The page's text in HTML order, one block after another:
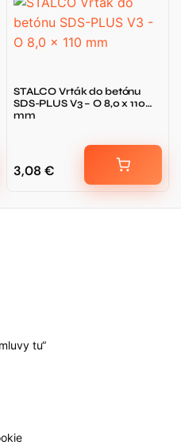
STALCO Vrták do betónu
SDS-PLUS V3 – O 8,0 x 110
mm
3,08 €
tu“